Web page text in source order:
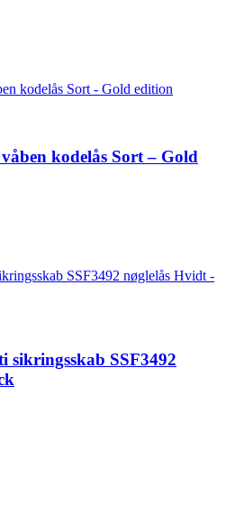
kodelås Sort – Gold
sikringsskab SSF3492